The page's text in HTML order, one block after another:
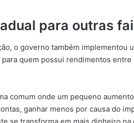
para outras
o governo também implementou
quem possui rendimentos entre
comum onde um pequeno
ganhar menos por causa do